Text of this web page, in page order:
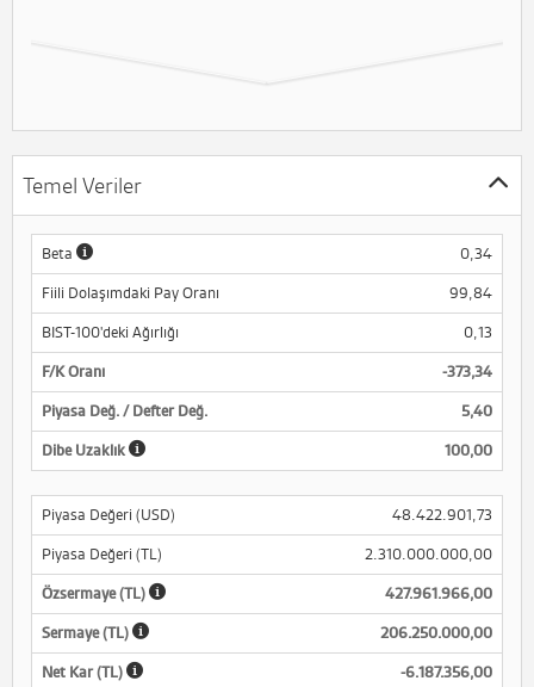
Temel Veriler
Beta 0,34
Fiili Dolaşımdaki Pay Oranı 99,84
BIST-100'deki Ağırlığı 0,13
F/K Oranı -373,34
Piyasa Değ. / Defter Değ. 5,40
Dibe Uzaklık 100,00
Piyasa Değeri (USD) 48.422.901,73
Piyasa Değeri (TL) 2.310.000.000,00
Özsermaye (TL) 427.961.966,00
Sermaye (TL) 206.250.000,00
Net Kar (TL) -6.187.356,00